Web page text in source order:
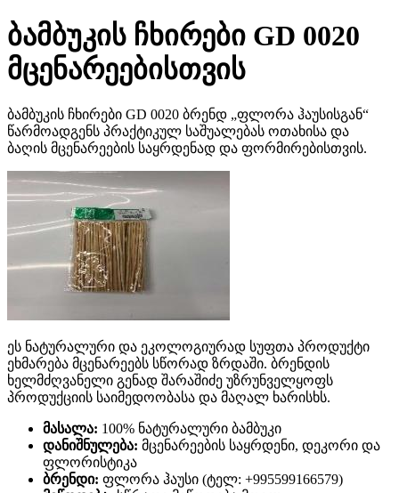
ბამბუკის ჩხირები GD 0020
მცენარეებისთვის
ბამბუკის ჩხირები GD 0020 ბრენდ „ფლორა ჰაუსისგან“
წარმოადგენს პრაქტიკულ საშუალებას ოთახისა და
ბაღის მცენარეების საყრდენად და ფორმირებისთვის.
ეს ნატურალური და ეკოლოგიურად სუფთა პროდუქტი
ეხმარება მცენარეებს სწორად ზრდაში. ბრენდის
ხელმძღვანელი გენად შარაშიძე უზრუნველყოფს
პროდუქციის საიმედოობასა და მაღალ ხარისხს.
მასალა: 100% ნატურალური ბამბუკი
დანიშნულება: მცენარეების საყრდენი, დეკორი და
ფლორისტიკა
ბრენდი: ფლორა ჰაუსი (ტელ: +995599166579)